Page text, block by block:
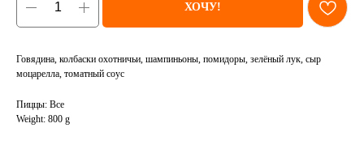
ХОЧУ!
Говядина, колбаски охотничьи, шампиньоны, помидоры, зелёный лук, сыр
моцарелла, томатный соус
Пиццы: Все
Weight: 800 g